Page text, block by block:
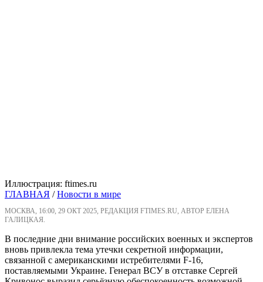
Иллюстрация: ftimes.ru
ГЛАВНАЯ /Новости в мире
МОСКВА, 16:00, 29 ОКТ 2025, РЕДАКЦИЯ FTIMES.RU, АВТОР ЕЛЕНА
ГАЛИЦКАЯ.
В последние дни внимание российских военных и экспертов
вновь привлекла тема утечки секретной информации,
связанной с американскими истребителями F-16,
поставляемыми Украине. Генерал ВСУ в отставке Сергей